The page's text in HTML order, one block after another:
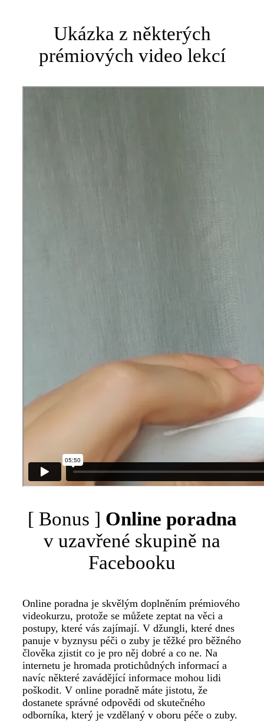
Ukázka z některých
prémiových video lekcí
[ Bonus ] Online poradna
v uzavřené skupině na
Facebooku
Online poradna je skvělým doplněním prémiového
videokurzu, protože se můžete zeptat na věci a
postupy, které vás zajímají. V džungli, které dnes
panuje v byznysu péči o zuby je těžké pro běžného
člověka zjistit co je pro něj dobré a co ne. Na
internetu je hromada protichůdných informací a
navíc některé zavádějící informace mohou lidi
poškodit. V online poradně máte jistotu, že
dostanete správné odpovědi od skutečného
odborníka, který je vzdělaný v oboru péče o zuby.